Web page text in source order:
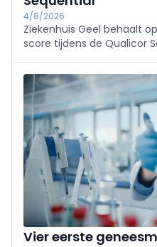
4/8/2026
Ziekenhuis Geel behaalt
score tijdens de Qualicor
ziekenhuis grondig wordt
Vier eerste